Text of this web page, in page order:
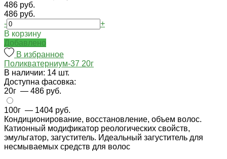
486 руб.
486 руб.
-
+
В корзину
Добавлено
В избранное
Поликватерниум-37 20г
В наличии: 14 шт.
Доступна фасовка:
20г — 486 руб.
100г — 1404 руб.
Кондиционирование, восстановление, объем волос.
Катионный модификатор реологических свойств,
эмульгатор, загуститель. Идеальный загуститель для
несмываемых средств для волос